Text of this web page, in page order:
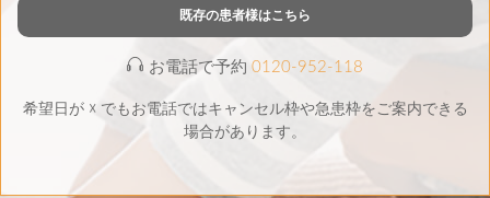
既存の患者様はこちら
お電話で予約 0120-952-118
希望日が ☓ でもお電話ではキャンセル枠や急患枠をご案内できる
場合があります。